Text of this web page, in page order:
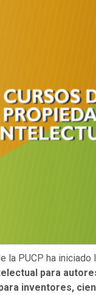
la PUCP ha
para
inventores,